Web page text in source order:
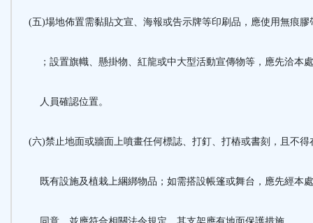
(五)場地佈置需黏貼文宣、海報或告示牌等印刷品，應使用無痕膠
；設置旗幟、懸掛物、紅龍或中大型活動宣傳物等，應先洽本處
人員確認位置。
(六)禁止地面或牆面上噴畫任何標誌、打釘、打樁或書刻，且不得
既有設施及植栽上綑綁物品；如需搭設帳篷或舞台，應先經本處